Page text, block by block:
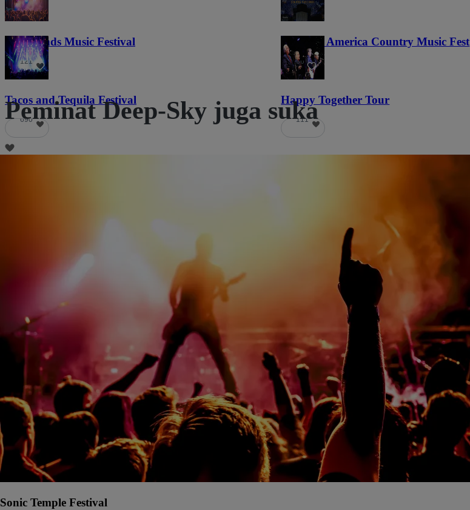
Lost Lands Music Festival
121
Voices of America Country Music Fest
36
Tacos and Tequila Festival
690
Happy Together Tour
111
Peminat Deep-Sky juga suka
Sonic Temple Festival